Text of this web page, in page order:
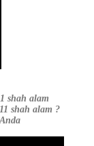
shah alam
shah alam ?